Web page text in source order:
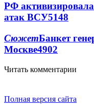
РФ
атак ВСУ5148
СюжетБанкет
Москве4902
Читать комментарии
Полная версия сайта